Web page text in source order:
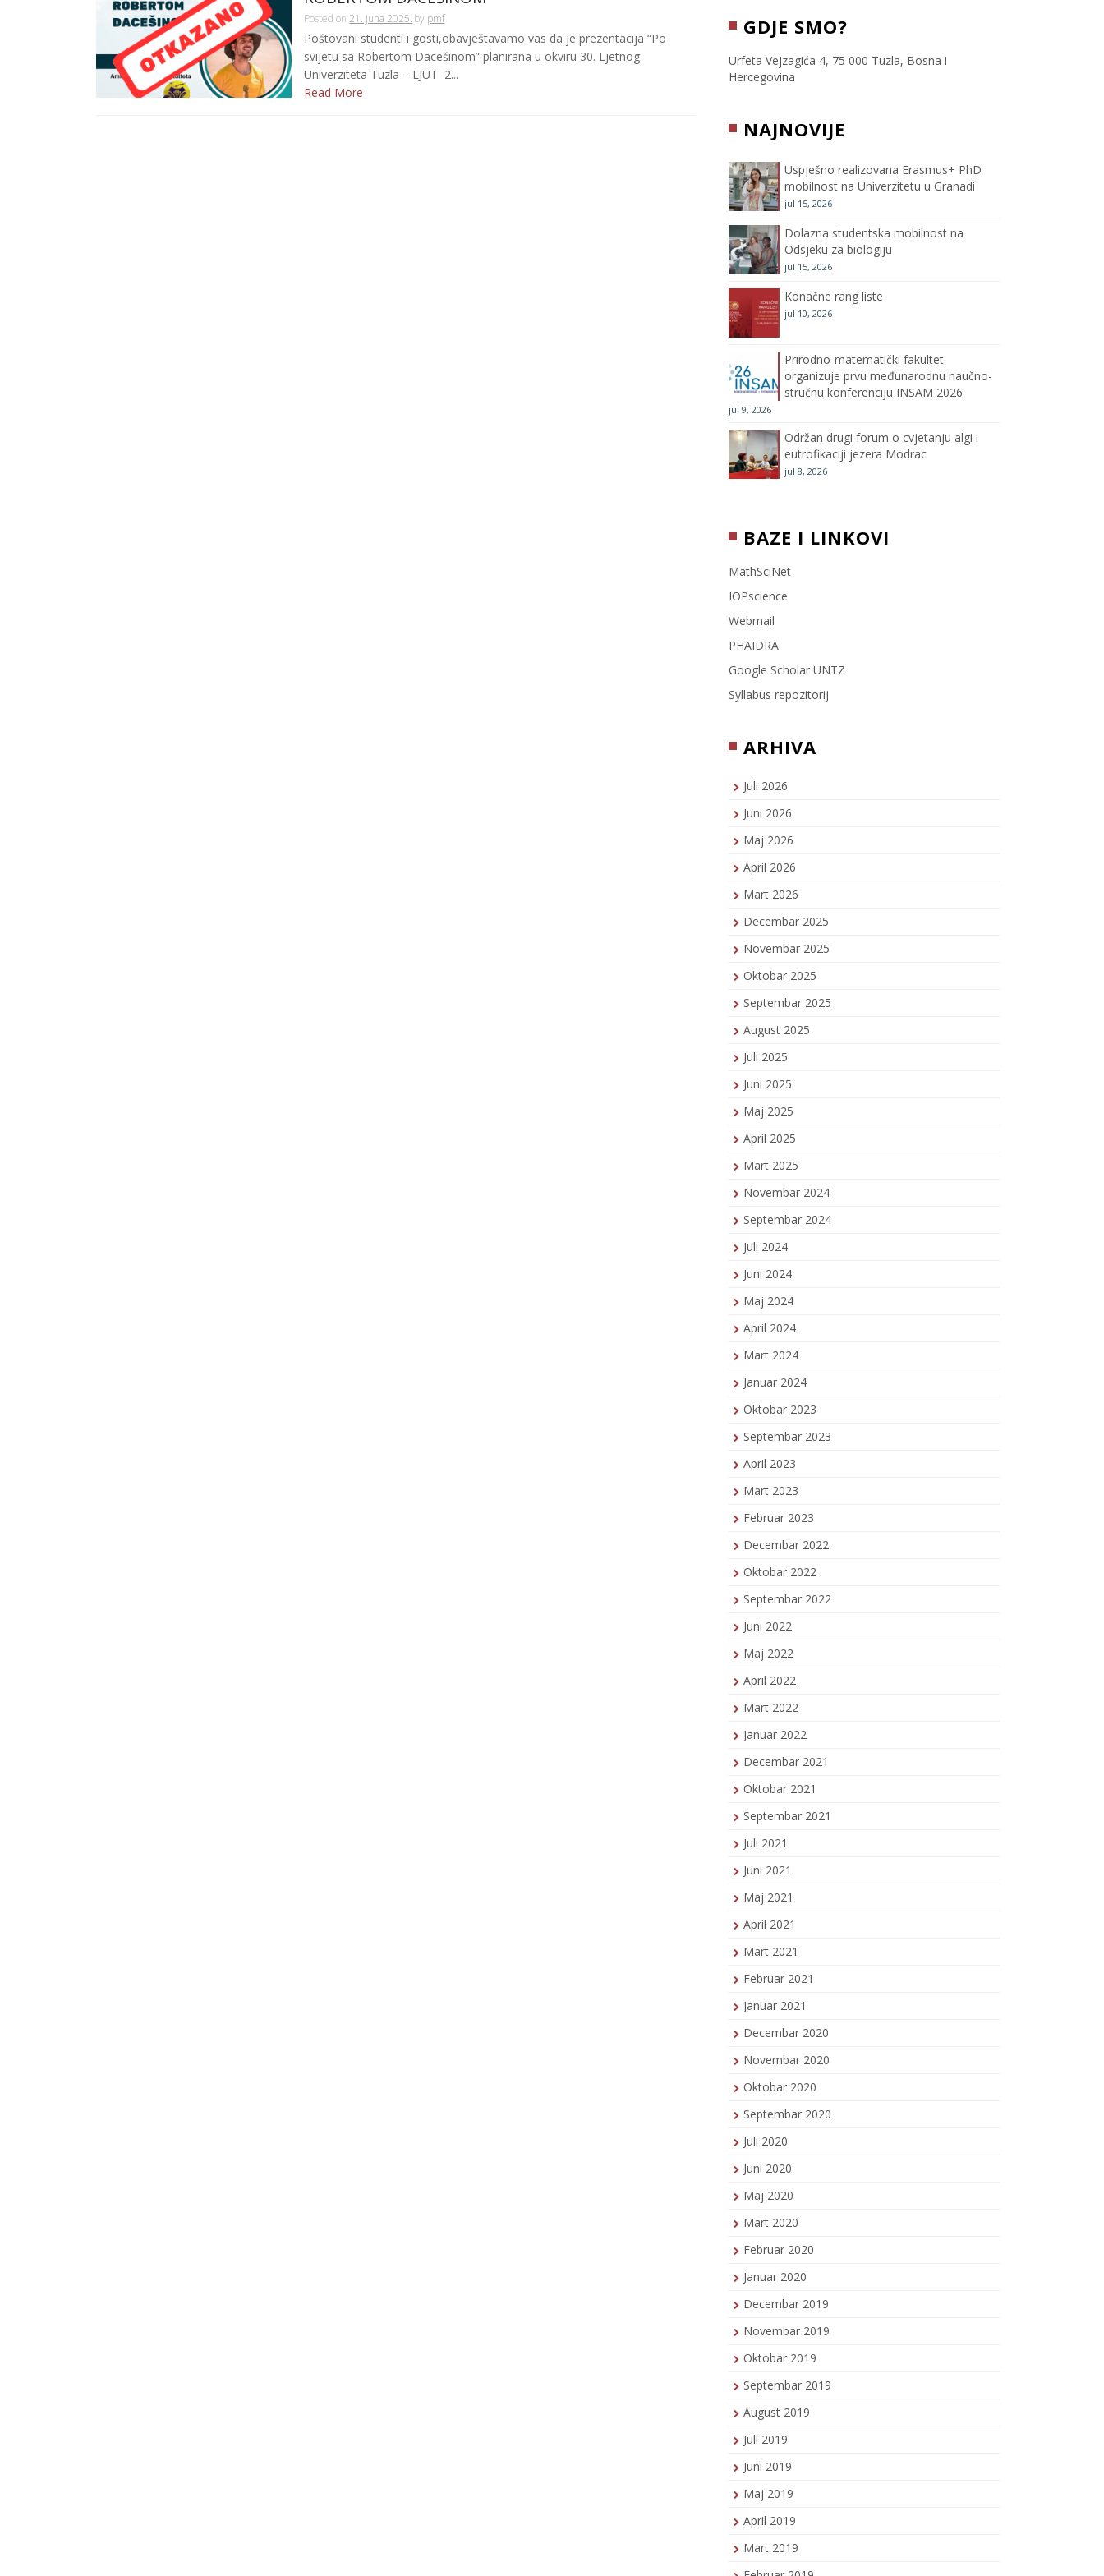
Posted on 21. Juna 2025. by pmf
Poštovani studenti i gosti,obavještavamo vas da je prezentacija “Po
svijetu sa Robertom Dacešinom” planirana u okviru 30. Ljetnog
Univerziteta Tuzla – LJUT 2...
Read More
c
e
o
o
k
i
t
e
t
a
m
T
C
h
e
l
GDJE SMO?
Urfeta Vejzagića 4, 75 000 Tuzla, Bosna i
Hercegovina
NAJNOVIJE
Uspješno realizovana Erasmus+ PhD
mobilnost na Univerzitetu u Granadi
jul 15, 2026
Dolazna studentska mobilnost na
Odsjeku za biologiju
jul 15, 2026
Konačne rang liste
jul 10, 2026
Prirodno-matematički fakultet
organizuje prvu međunarodnu naučno-
stručnu konferenciju INSAM 2026
jul 9, 2026
Održan drugi forum o cvjetanju algi i
eutrofikaciji jezera Modrac
jul 8, 2026
BAZE I LINKOVI
MathSciNet
IOPscience
Webmail
PHAIDRA
Google Scholar UNTZ
Syllabus repozitorij
ARHIVA
Juli 2026
Juni 2026
Maj 2026
April 2026
Mart 2026
Decembar 2025
Novembar 2025
Oktobar 2025
Septembar 2025
August 2025
Juli 2025
Juni 2025
Maj 2025
April 2025
Mart 2025
Novembar 2024
Septembar 2024
Juli 2024
Juni 2024
Maj 2024
April 2024
Mart 2024
Januar 2024
Oktobar 2023
Septembar 2023
April 2023
Mart 2023
Februar 2023
Decembar 2022
Oktobar 2022
Septembar 2022
Juni 2022
Maj 2022
April 2022
Mart 2022
Januar 2022
Decembar 2021
Oktobar 2021
Septembar 2021
Juli 2021
Juni 2021
Maj 2021
April 2021
Mart 2021
Februar 2021
Januar 2021
Decembar 2020
Novembar 2020
Oktobar 2020
Septembar 2020
Juli 2020
Juni 2020
Maj 2020
Mart 2020
Februar 2020
Januar 2020
Decembar 2019
Novembar 2019
Oktobar 2019
Septembar 2019
August 2019
Juli 2019
Juni 2019
Maj 2019
April 2019
Mart 2019